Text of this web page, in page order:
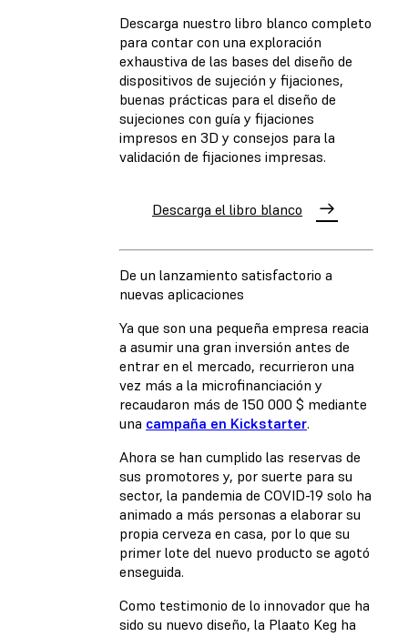
Descarga nuestro libro blanco completo
para contar con una exploración
exhaustiva de las bases del diseño de
dispositivos de sujeción y fijaciones,
buenas prácticas para el diseño de
sujeciones con guía y fijaciones
impresos en 3D y consejos para la
validación de fijaciones impresas.
Descarga el libro blanco
De un lanzamiento satisfactorio a
nuevas aplicaciones
Ya que son una pequeña empresa reacia
a asumir una gran inversión antes de
entrar en el mercado, recurrieron una
vez más a la microfinanciación y
recaudaron más de 150 000 $ mediante
una campaña en Kickstarter.
Ahora se han cumplido las reservas de
sus promotores y, por suerte para su
sector, la pandemia de COVID-19 solo ha
animado a más personas a elaborar su
propia cerveza en casa, por lo que su
primer lote del nuevo producto se agotó
enseguida.
Como testimonio de lo innovador que ha
sido su nuevo diseño, la Plaato Keg ha